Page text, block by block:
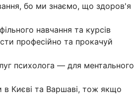
бо ми знаємо, що здоров'я
навчання та курсів
професійно та прокачуй
психолога — для ментального
в Києві та Варшаві, тож якщо